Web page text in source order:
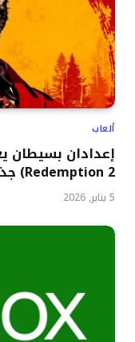
ألعاب
Redemption 2) جذريًا.
5 يناير, 2026